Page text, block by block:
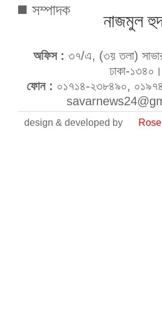
সম্পাদক
নাজমুল
অফিস : ৩৭/এ, (৩য় তলা) সাভার
ঢাকা-১৩৪০।
ফোন : ০১৭১৪-২৩৮৪৯০,
design & developed by